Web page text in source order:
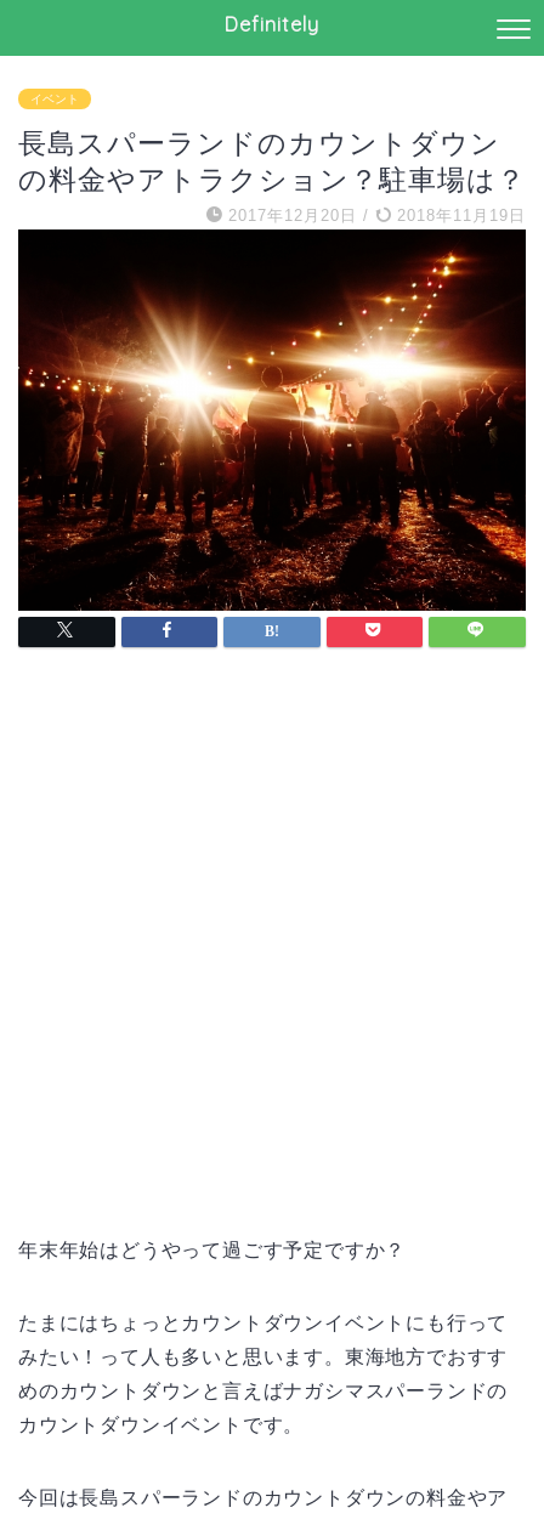
Definitely
イベント
長島スパーランドのカウントダウン
の料金やアトラクション？駐車場は？
2017年12月20日 / 2018年11月19日
年末年始はどうやって過ごす予定ですか？
たまにはちょっとカウントダウンイベントにも行って
みたい！って人も多いと思います。東海地方でおすす
めのカウントダウンと言えばナガシマスパーランドの
カウントダウンイベントです。
今回は長島スパーランドのカウントダウンの料金やア